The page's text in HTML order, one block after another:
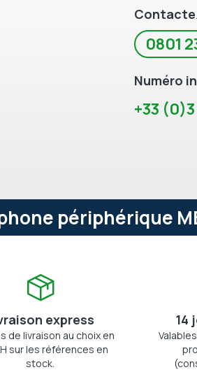
0801
Numéro
+33
périphérique
express
de livraison au choix en
sur les références en
stock.
14